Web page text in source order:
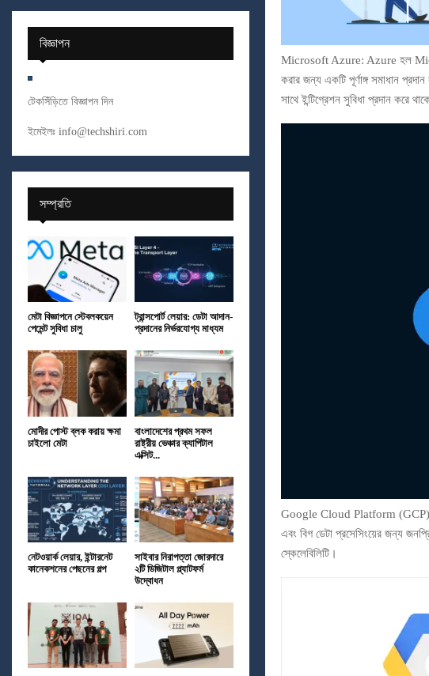
Microsoft Azure: Azure হল
করার জন্য একটি পূর্ণাঙ্গ সমাধান
সাথে ইন্টিগ্রেশন সুবিধা প্রদান করে
Google Cloud Platform (GCP):
এবং বিগ ডেটা প্রসেসিংয়ের জন্য
স্কেলেবিলিটি।
বিজ্ঞাপন
টেকসিঁড়িতে বিজ্ঞাপন দিন
ইমেইলঃ info@techshiri.com
সম্প্রতি
মেটা বিজ্ঞাপনে স্টেবলকয়েন
পেমেন্ট সুবিধা চালু
ট্রান্সপোর্ট লেয়ার: ডেটা আদান-
প্রদানের নির্ভরযোগ্য মাধ্যম
মোদীর পোস্ট ব্লক করায় ক্ষমা
চাইলো মেটা
বাংলাদেশের প্রথম সফল
রাষ্ট্রীয় ভেঞ্চার ক্যাপিটাল
এক্সিট...
নেটওয়ার্ক লেয়ার, ইন্টারনেট
কানেকশনের পেছনের গল্প
সাইবার নিরাপত্তা জোরদারে
২টি ডিজিটাল প্ল্যাটফর্ম
উদ্বোধন